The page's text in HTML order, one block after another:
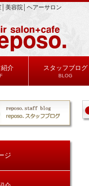
│美容院│ヘアーサロン
介 スタッフブログ
BLOG
ジ